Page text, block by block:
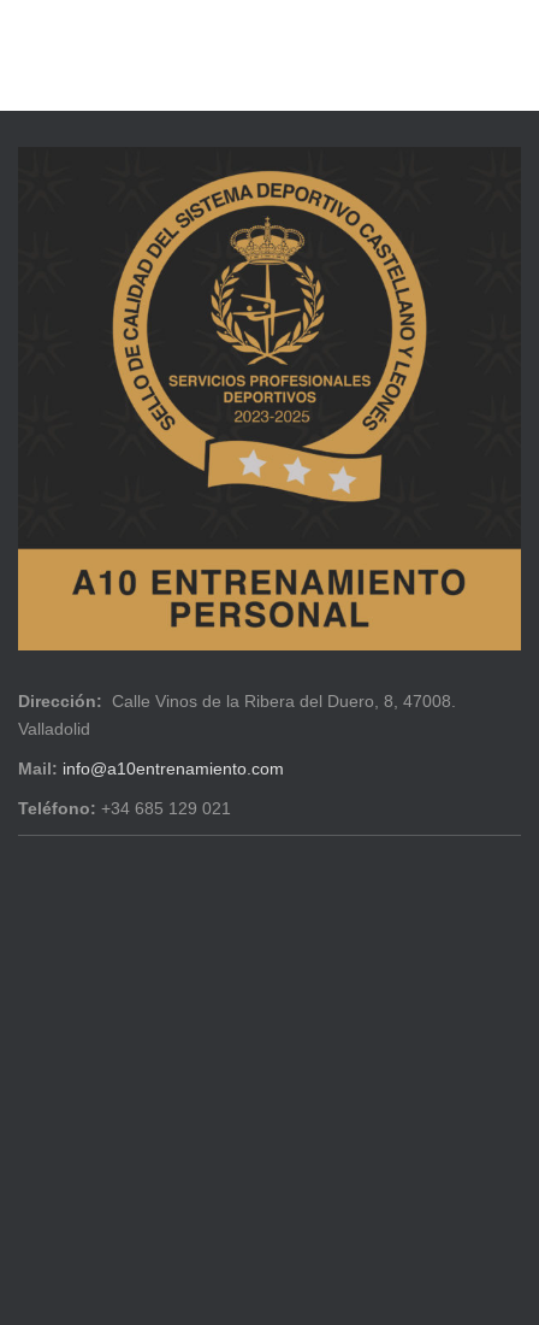
Dirección: Calle Vinos de la Ribera del Duero, 8, 47008.
Valladolid
Mail: info@a10entrenamiento.com
Teléfono: +34 685 129 021